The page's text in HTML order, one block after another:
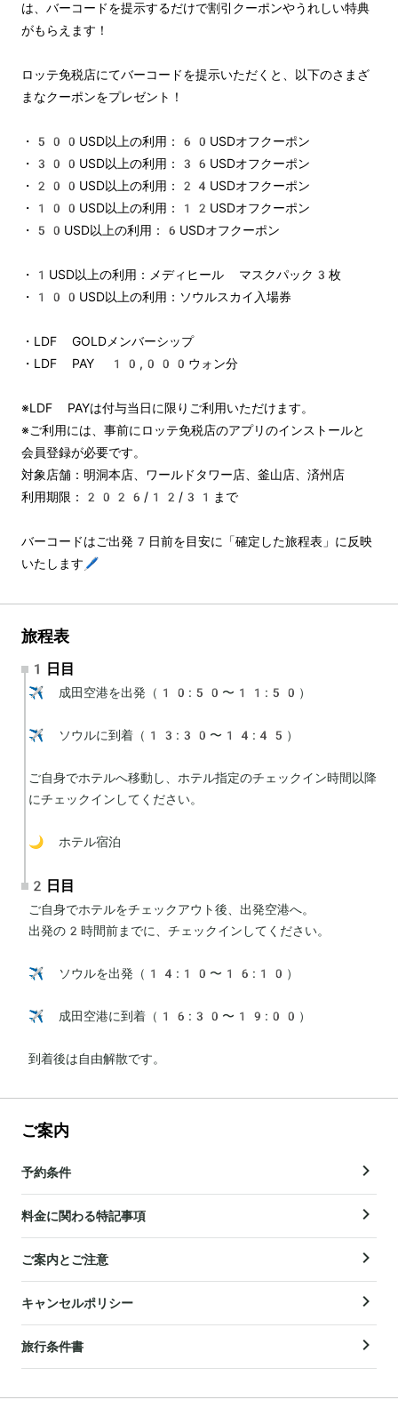
は、バーコードを提示するだけで割引クーポンやうれしい特典
がもらえます！
ロッテ免税店にてバーコードを提示いただくと、以下のさまざ
まなクーポンをプレゼント！
・500USD以上の利用：60USDオフクーポン
・300USD以上の利用：36USDオフクーポン
・200USD以上の利用：24USDオフクーポン
・100USD以上の利用：12USDオフクーポン
・50USD以上の利用：6USDオフクーポン
・1USD以上の利用：メディヒール マスクパック3枚
・100USD以上の利用：ソウルスカイ入場券
・LDF GOLDメンバーシップ
・LDF PAY 10,000ウォン分
※LDF PAYは付与当日に限りご利用いただけます。
※ご利用には、事前にロッテ免税店のアプリのインストールと
会員登録が必要です。
対象店舗：明洞本店、ワールドタワー店、釜山店、済州店
利用期限：2026/12/31まで
バーコードはご出発7日前を目安に「確定した旅程表」に反映
いたします🖊️
旅程表
1日目
✈️ 成田空港を出発（10:50〜11:50）
✈️ ソウルに到着（13:30〜14:45）
ご自身でホテルへ移動し、ホテル指定のチェックイン時間以降
にチェックインしてください。
🌙 ホテル宿泊
2日目
ご自身でホテルをチェックアウト後、出発空港へ。
出発の2時間前までに、チェックインしてください。
✈️ ソウルを出発（14:10〜16:10）
✈️ 成田空港に到着（16:30〜19:00）
到着後は自由解散です。
ご案内
予約条件
料金に関わる特記事項
ご案内とご注意
キャンセルポリシー
旅行条件書